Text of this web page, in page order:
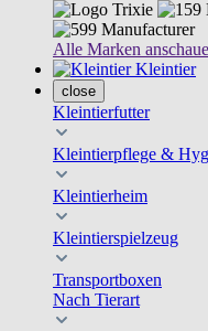
Alle Marken
Kleintier
close
Kleintierfutter
Kleintierpflege &
Kleintierheim
Kleintierspielzeug
Transportboxen
Nach Tierart